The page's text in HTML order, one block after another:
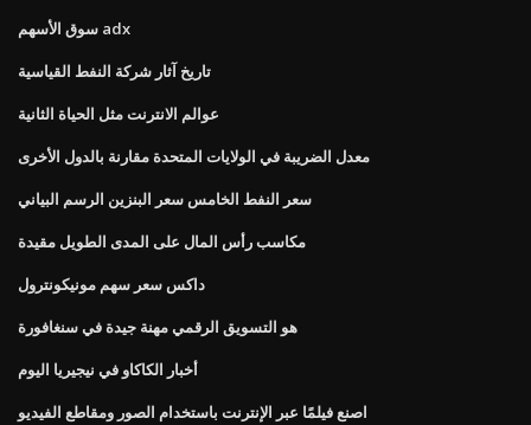
سوق الأسهم adx
تاريخ آثار شركة النفط القياسية
عوالم الانترنت مثل الحياة الثانية
معدل الضريبة في الولايات المتحدة مقارنة بالدول الأخرى
سعر النفط الخامس سعر البنزين الرسم البياني
مكاسب رأس المال على المدى الطويل مقيدة
داكس سعر سهم مونيكونترول
هو التسويق الرقمي مهنة جيدة في سنغافورة
أخبار الكاكاو في نيجيريا اليوم
اصنع فيلمًا عبر الإنترنت باستخدام الصور ومقاطع الفيديو